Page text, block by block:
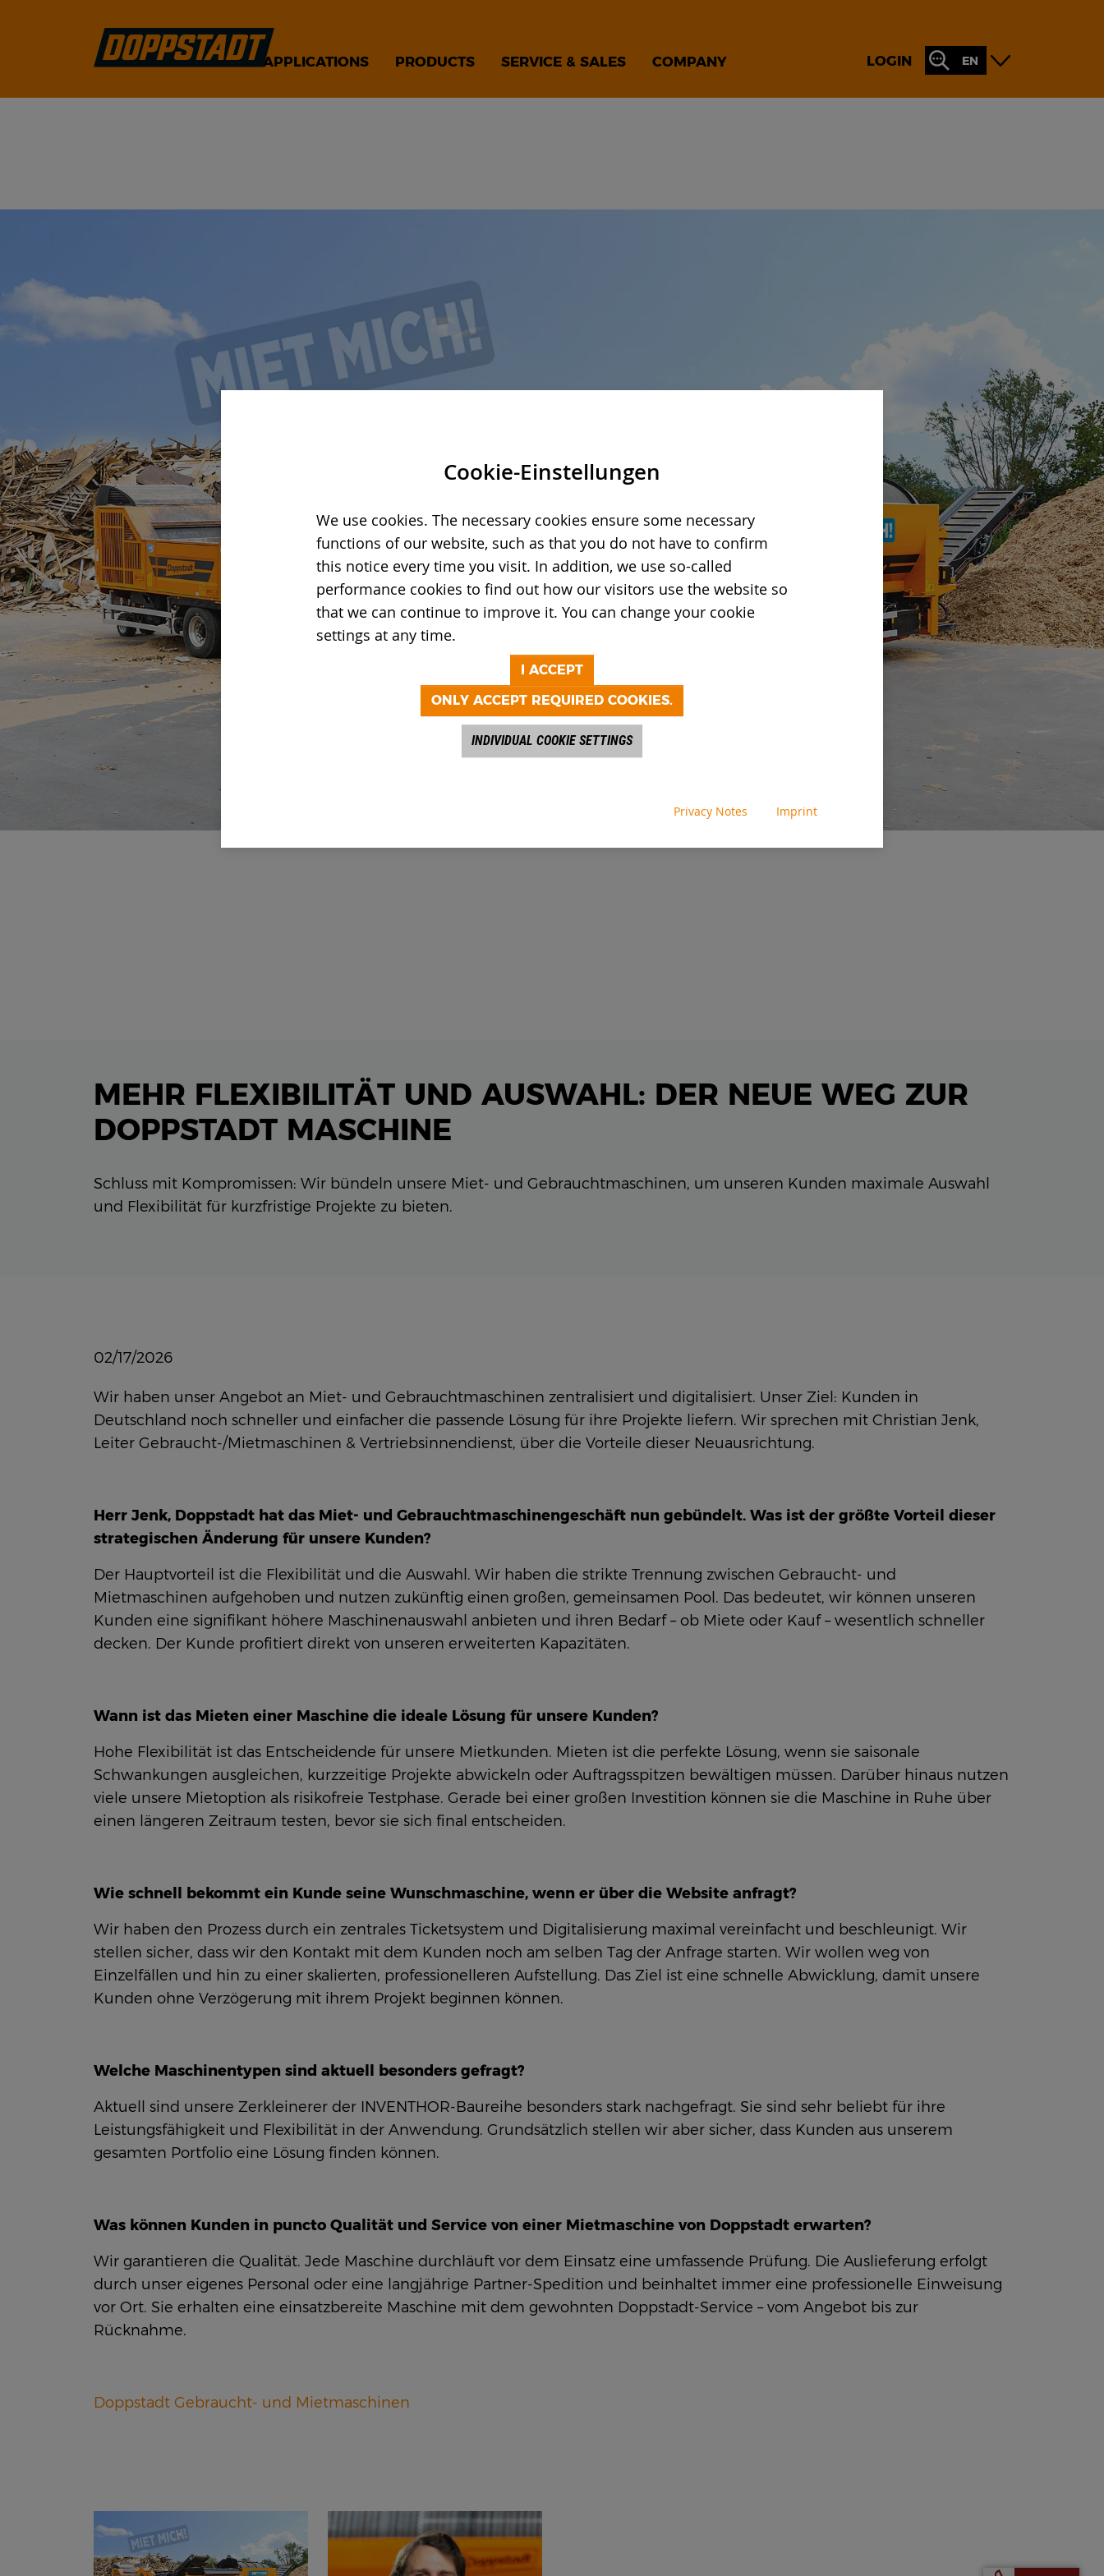
Cookie-Einstellungen
We use cookies. The necessary cookies ensure some necessary
functions of our website, such as that you do not have to confirm
this notice every time you visit. In addition, we use so-called
performance cookies to find out how our visitors use the website so
that we can continue to improve it. You can change your cookie
settings at any time.
I ACCEPT
ONLY ACCEPT REQUIRED COOKIES.
INDIVIDUAL COOKIE SETTINGS
Privacy Notes Imprint
APPLICATIONS PRODUCTS SERVICE & SALES COMPANY LOGIN EN
MEHR FLEXIBILITÄT UND AUSWAHL: DER NEUE WEG ZUR
DOPPSTADT MASCHINE
Schluss mit Kompromissen: Wir bündeln unsere Miet- und Gebrauchtmaschinen, um unseren Kunden maximale Auswahl
und Flexibilität für kurzfristige Projekte zu bieten.
02/17/2026
Wir haben unser Angebot an Miet- und Gebrauchtmaschinen zentralisiert und digitalisiert. Unser Ziel: Kunden in
Deutschland noch schneller und einfacher die passende Lösung für ihre Projekte liefern. Wir sprechen mit Christian Jenk,
Leiter Gebraucht-/Mietmaschinen & Vertriebsinnendienst, über die Vorteile dieser Neuausrichtung.
Herr Jenk, Doppstadt hat das Miet- und Gebrauchtmaschinengeschäft nun gebündelt. Was ist der größte Vorteil dieser
strategischen Änderung für unsere Kunden?
Der Hauptvorteil ist die Flexibilität und die Auswahl. Wir haben die strikte Trennung zwischen Gebraucht- und
Mietmaschinen aufgehoben und nutzen zukünftig einen großen, gemeinsamen Pool. Das bedeutet, wir können unseren
Kunden eine signifikant höhere Maschinenauswahl anbieten und ihren Bedarf – ob Miete oder Kauf – wesentlich schneller
decken. Der Kunde profitiert direkt von unseren erweiterten Kapazitäten.
Wann ist das Mieten einer Maschine die ideale Lösung für unsere Kunden?
Hohe Flexibilität ist das Entscheidende für unsere Mietkunden. Mieten ist die perfekte Lösung, wenn sie saisonale
Schwankungen ausgleichen, kurzzeitige Projekte abwickeln oder Auftragsspitzen bewältigen müssen. Darüber hinaus nutzen
viele unsere Mietoption als risikofreie Testphase. Gerade bei einer großen Investition können sie die Maschine in Ruhe über
einen längeren Zeitraum testen, bevor sie sich final entscheiden.
Wie schnell bekommt ein Kunde seine Wunschmaschine, wenn er über die Website anfragt?
Wir haben den Prozess durch ein zentrales Ticketsystem und Digitalisierung maximal vereinfacht und beschleunigt. Wir
stellen sicher, dass wir den Kontakt mit dem Kunden noch am selben Tag der Anfrage starten. Wir wollen weg von
Einzelfällen und hin zu einer skalierten, professionelleren Aufstellung. Das Ziel ist eine schnelle Abwicklung, damit unsere
Kunden ohne Verzögerung mit ihrem Projekt beginnen können.
Welche Maschinentypen sind aktuell besonders gefragt?
Aktuell sind unsere Zerkleinerer der INVENTHOR-Baureihe besonders stark nachgefragt. Sie sind sehr beliebt für ihre
Leistungsfähigkeit und Flexibilität in der Anwendung. Grundsätzlich stellen wir aber sicher, dass Kunden aus unserem
gesamten Portfolio eine Lösung finden können.
Was können Kunden in puncto Qualität und Service von einer Mietmaschine von Doppstadt erwarten?
Wir garantieren die Qualität. Jede Maschine durchläuft vor dem Einsatz eine umfassende Prüfung. Die Auslieferung erfolgt
durch unser eigenes Personal oder eine langjährige Partner-Spedition und beinhaltet immer eine professionelle Einweisung
vor Ort. Sie erhalten eine einsatzbereite Maschine mit dem gewohnten Doppstadt-Service – vom Angebot bis zur
Rücknahme.
Doppstadt Gebraucht- und Mietmaschinen